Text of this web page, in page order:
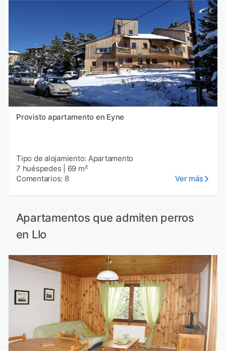
Provisto apartamento en Eyne
Tipo de alojamiento: Apartamento
7 huéspedes
69 m²
Comentarios: 8
Ver más
Apartamentos que admiten perros
en Llo